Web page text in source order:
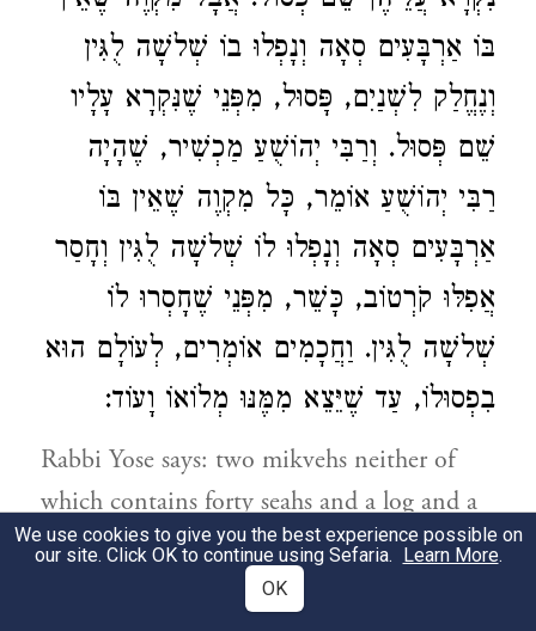
בּוֹ אַרְבָּעִים סְאָה וְנָפְלוּ בוֹ שְׁלשָׁה לֻגִּין
וְנֶחֱלַק לִשְׁנַיִם, פָּסוּל, מִפְּנֵי שֶׁנִּקְרָא עָלָיו
שֵׁם פְּסוּל. וְרַבִּי יְהוֹשֻׁעַ מַכְשִׁיר, שֶׁהָיָה
רַבִּי יְהוֹשֻׁעַ אוֹמֵר, כָּל מִקְוֶה שֶׁאֵין בּוֹ
אַרְבָּעִים סְאָה וְנָפְלוּ לוֹ שְׁלשָׁה לֻגִּין וְחָסַר
אֲפִלּוּ קֹרְטוֹב, כָּשֵׁר, מִפְּנֵי שֶׁחָסְרוּ לוֹ
שְׁלשָׁה לֻגִּין. וַחֲכָמִים אוֹמְרִים, לְעוֹלָם הוּא
בִפְסוּלוֹ, עַד שֶׁיֵּצֵא מִמֶּנּוּ מְלוֹאוֹ וָעוֹד:
Rabbi Yose says: two mikvehs neither of
which contains forty seahs and a log and a
half [of drawn water] fell into this one and
a log and a half into this one, and then they
We use cookies to give you the best experience possible on
our site. Click OK to continue using Sefaria. Learn More.
OK